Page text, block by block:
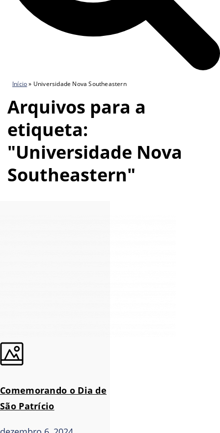
Início» Universidade Nova Southeastern
Arquivos para a
etiqueta:
"Universidade Nova
Southeastern"
Comemorando o Dia de
São Patrício